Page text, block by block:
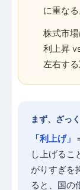
に重なる
株式市
利上昇
左右す
まず、ざっ
「利上げ」
し上げるこ
がりすぎを
ると、国の